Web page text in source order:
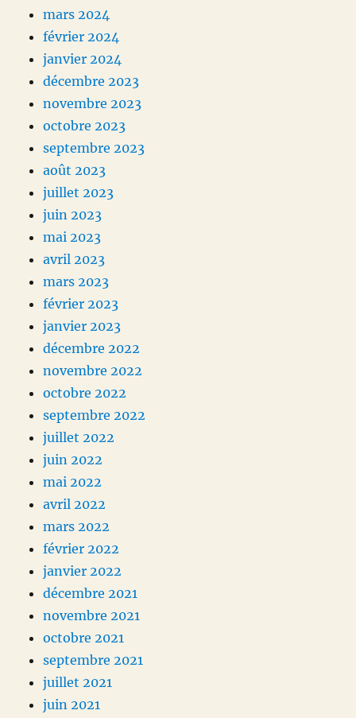
mars 2024
février 2024
janvier 2024
décembre 2023
novembre 2023
octobre 2023
septembre 2023
août 2023
juillet 2023
juin 2023
mai 2023
avril 2023
mars 2023
février 2023
janvier 2023
décembre 2022
novembre 2022
octobre 2022
septembre 2022
juillet 2022
juin 2022
mai 2022
avril 2022
mars 2022
février 2022
janvier 2022
décembre 2021
novembre 2021
octobre 2021
septembre 2021
juillet 2021
juin 2021